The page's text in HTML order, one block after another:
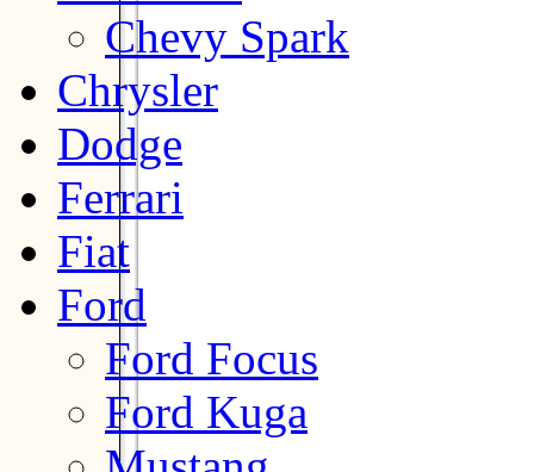
Chevy Spark
Chrysler
Dodge
Ferrari
Fiat
Ford
Ford Focus
Ford Kuga